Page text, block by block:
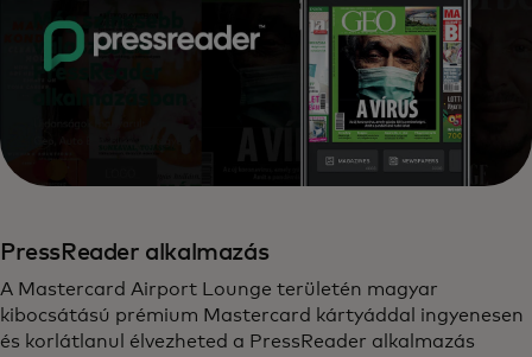
PressReader alkalmazás
A Mastercard Airport Lounge területén magyar
kibocsátású prémium Mastercard kártyáddal ingyenesen
és korlátlanul élvezheted a PressReader alkalmazás